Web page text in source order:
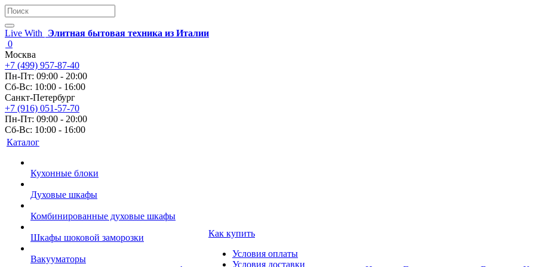
Live With
Элитная бытовая техника из Италии
0
Москва
+7 (499) 957-87-40
Пн-Пт: 09:00 - 20:00
Сб-Вс: 10:00 - 16:00
Санкт-Петербург
+7 (916) 051-57-70
Пн-Пт: 09:00 - 20:00
Сб-Вс: 10:00 - 16:00
Каталог
Кухонные блоки
Духовые шкафы
Комбинированные духовые шкафы
Шкафы шоковой заморозки
Вакууматоры
Как купить
Условия оплаты
Условия доставки